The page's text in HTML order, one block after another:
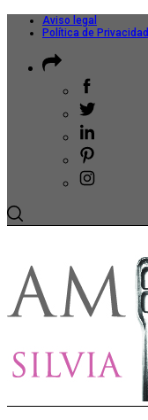
Aviso legal
Política de Privacidad